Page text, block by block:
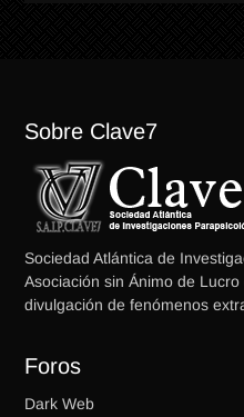
Sobre Clave7
Sociedad Atlántica de
Asociación sin Ánimo de
divulgación de fenómenos
Foros
Dark Web